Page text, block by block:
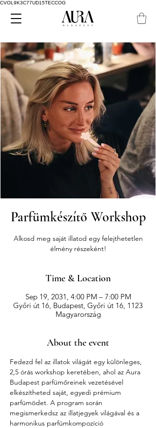
CVOL9K3C77UD15TECCOG
Parfümkészítő Workshop
Alkosd meg saját illatod egy felejthetetlen
élmény részeként!
Time & Location
Sep 19, 2031, 4:00 PM – 7:00 PM
Győri út 16, Budapest, Győri út 16, 1123
Magyarország
About the event
Fedezd fel az illatok világát egy különleges,
2,5 órás workshop keretében, ahol az Aura
Budapest parfümőreinek vezetésével
elkészítheted saját, egyedi prémium
parfümödet. A program során
megismerkedsz az illatjegyek világával és a
harmonikus parfümkompozíció